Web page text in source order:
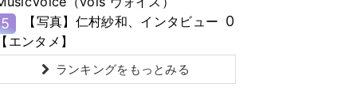
5
【写真】仁村紗和、インタビュー
【エンタメ】
0
ランキングをもっとみる